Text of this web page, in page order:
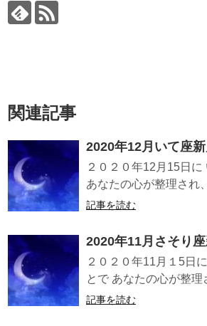
関連記事
2020年12月いて座
２０２０年12月15日
あなたの心が整理され
記事を読む
2020年11月さそり
２０２０年11月１5日
とで あなたの心が整理
記事を読む